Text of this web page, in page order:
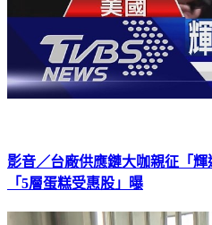
影音／台廠供應鏈大咖親征「
「5層蛋糕受惠股」曝